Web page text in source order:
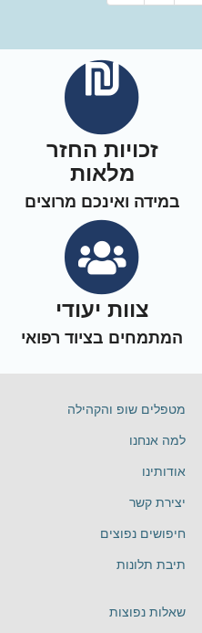
זכויות החזר
מלאות
במידה ואינכם מרוצים
צוות יעודי
המתמחים בציוד רפואי
מטפלים שופ והקהילה
למה אנחנו
אודותינו
יצירת קשר
חיפושים נפוצים
תיבת תלונות
שאלות נפוצות